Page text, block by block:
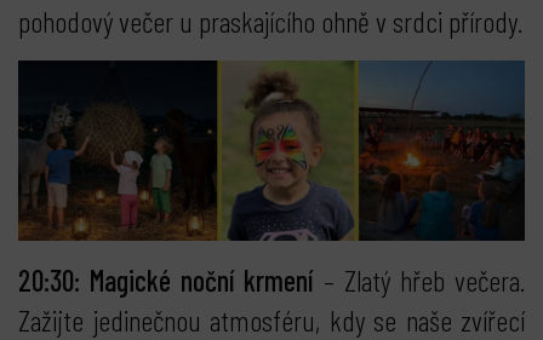
pohodový večer u praskajícího ohně v srdci přírody.
20:30: Magické noční krmení – Zlatý hřeb večera.
Zažijte jedinečnou atmosféru, kdy se naše zvířecí